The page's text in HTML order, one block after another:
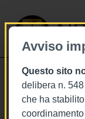
Avviso
Questo sito
delibera n.
che ha
28/2/2022